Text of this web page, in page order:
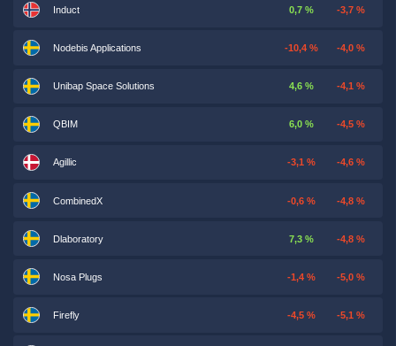
Induct 0,7 % -3,7 %
Nodebis Applications -10,4 % -4,0 %
Unibap Space Solutions 4,6 % -4,1 %
QBIM 6,0 % -4,5 %
Agillic -3,1 % -4,6 %
CombinedX -0,6 % -4,8 %
Dlaboratory 7,3 % -4,8 %
Nosa Plugs -1,4 % -5,0 %
Firefly -4,5 % -5,1 %